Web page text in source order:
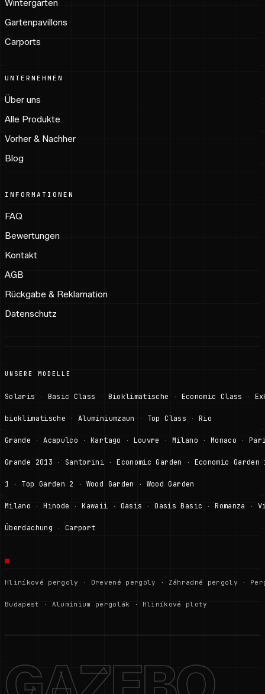
Wintergärten
Gartenpavillons
Carports
UNTERNEHMEN
Über uns
Alle Produkte
Vorher & Nachher
Blog
INFORMATIONEN
FAQ
Bewertungen
Kontakt
AGB
Rückgabe & Reklamation
Datenschutz
UNSERE MODELLE
Solaris · Basic Class · Bioklimatische · Economic Class ·
bioklimatische · Aluminiumzaun · Top Class · Rio
Grande · Acapulco · Kartago · Louvre · Milano · Monaco ·
Grande 2013 · Santorini · Economic Garden · Economic Garden
1 · Top Garden 2 · Wood Garden · Wood Garden
Milano · Hinode · Kawaii · Oasis · Oasis Basic · Romanza ·
Überdachung · Carport
Hliníkové pergoly · Drevené pergoly · Záhradné pergoly ·
Budapest · Alumínium pergolák · Hliníkové ploty